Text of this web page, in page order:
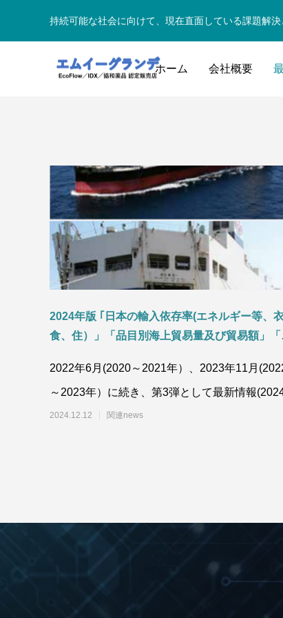
持続可能な社会に向けて、現在直面している課題解
ホーム 会社概要
2024年版 ｢日本の輸入依存率(エネルギー等、衣
食、住）」「品目別海上貿易量及び貿易額」「
量) 」「鉱物資源の役割」及び資源安定供給の
めの国際協調について
2022年6月(2020～2021年）、2023年11月
～2023年）に続き、第3弾として最新情報
2025年)の「日本
2024.12.12 関連news